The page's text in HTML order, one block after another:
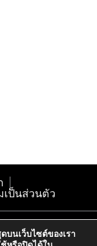
product
ป็นส่วนตัว
บนเว็บไซต์ของเรา